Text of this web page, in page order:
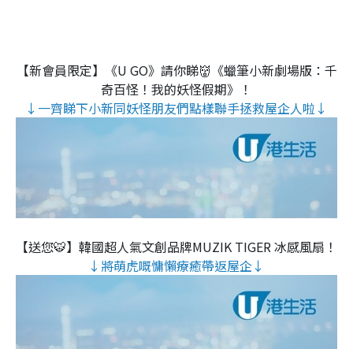
【新會員限定】《U GO》請你睇👹《蠟筆小新劇場版：千
奇百怪！我的妖怪假期》！
↓一齊睇下小新同妖怪朋友們點樣聯手拯救屋企人啦↓
【送您🐯】韓國超人氣文創品牌MUZIK TIGER 冰感風扇！
↓將萌虎嘅慵懶療癒帶返屋企↓